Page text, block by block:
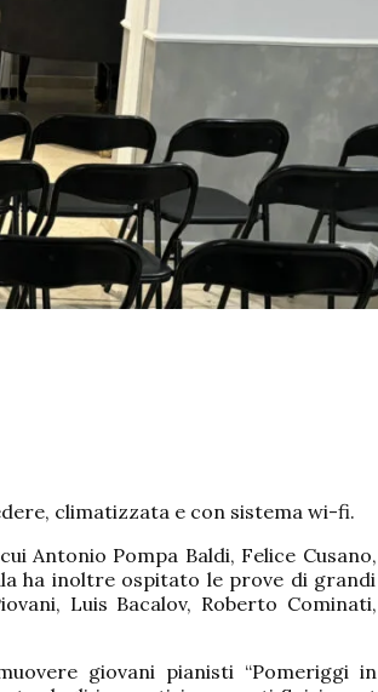
climatizzata e con sistema wi-fi.
Antonio Pompa Baldi, Felice Cusano,
ha inoltre ospitato le prove di grandi
Luis Bacalov, Roberto Cominati,
giovani pianisti “Pomeriggi in